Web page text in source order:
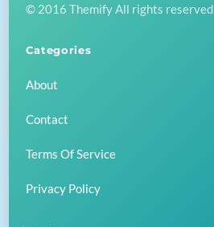
Top
© 2016 Themify All rights reserved
Categories
About
Contact
Terms Of Service
Privacy Policy